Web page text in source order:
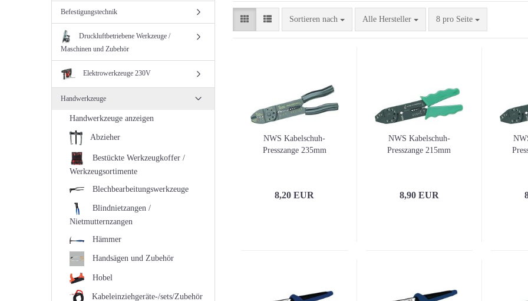
Sortieren nach
Sortieren nach Alle Hersteller 8 pro Seite
pro Seite
NWS Kabelschuh-
Presszange 235mm
8,20 EUR
NWS Kabelschuh-
Presszange 215mm
8,90 EUR
Befestigungstechnik
Druckluftbetriebene Werkzeuge /
Maschinen und Zubehör
Elektrowerkzeuge 230V
Handwerkzeuge
Handwerkzeuge anzeigen
Abzieher
Bestückte Werkzeugkoffer /
Werkzeugsortimente
Blechbearbeitungswerkzeuge
Blindnietzangen /
Nietmutternzangen
Hämmer
Handsägen und Zubehör
Hobel
Kabeleinziehgeräte-/sets/Zubehör